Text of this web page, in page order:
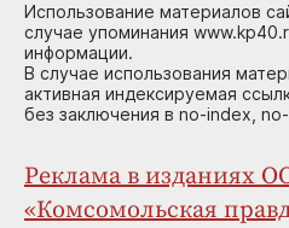
Использование материалов
случае упоминания
информации.
В случае использования
активная индексируемая
без заключения в no-index,
Реклама в изданиях
«Комсомольская